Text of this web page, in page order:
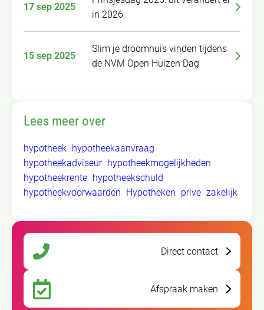
17 sep 2025
in 2026
15 sep 2025
Slim je droomhuis vinden tijdens
de NVM Open Huizen Dag
Lees meer over
hypotheek hypotheekaanvraag
hypotheekadviseur hypotheekmogelijkheden
hypotheekrente hypotheekschuld
hypotheekvoorwaarden Hypotheken prive zakelijk
Direct contact
Afspraak maken